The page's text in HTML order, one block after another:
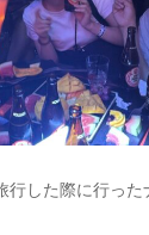
行した際に行った